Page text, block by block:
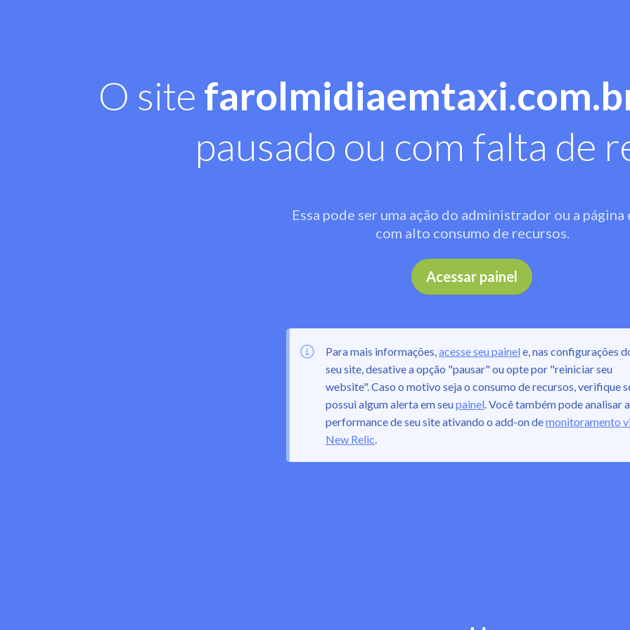
O site
pausado ou com falta de
Essa pode ser uma ação do administrador ou a página
com alto consumo de recursos.
Acessar painel .
Para mais informações,acesse seu painel e, nas configurações
seu site, desative a opção "pausar" ou opte por "reiniciar seu
website". Caso o motivo seja o consumo de recursos, verifique
possui algum alerta em seupainel. Você também pode analisar a
performance de seu site ativando o add-on demonitoramento
New Relic.